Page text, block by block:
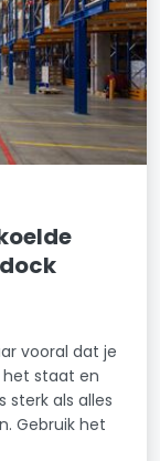
vooral dat je
het staat en
sterk als alles
Gebruik het